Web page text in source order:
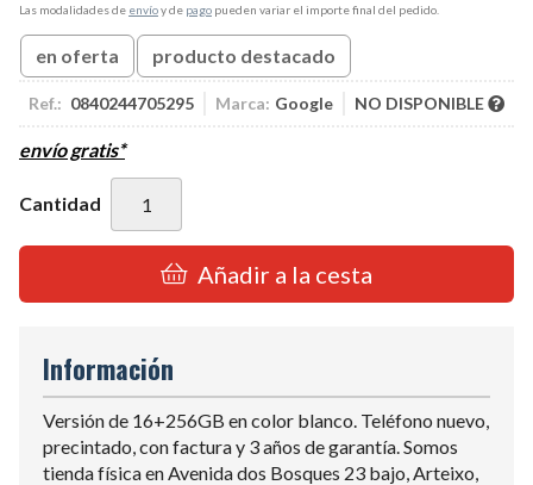
Las modalidades de envíoy de pago pueden variar el importe final del pedido.
en oferta producto destacado
Ref.: 0840244705295 Marca: Google NO DISPONIBLE
envío gratis*
Cantidad
Añadir a la cesta
Información
Versión de 16+256GB en color blanco. Teléfono nuevo,
precintado, con factura y 3 años de garantía. Somos
tienda física en Avenida dos Bosques 23 bajo, Arteixo,